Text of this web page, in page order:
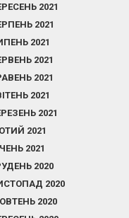
2021
2021
2021
2021
2021
2021
2021
2021
2021
2020
2020
2020